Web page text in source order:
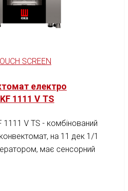
SCREEN
електро
1111 V TS
1111 V TS - комбінований
на 11 дек 1/1
має сенсорний